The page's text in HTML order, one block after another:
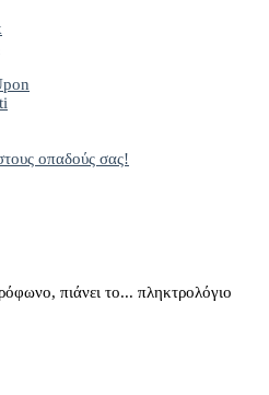
οπαδούς σας!
πιάνει το... πληκτρολόγιο